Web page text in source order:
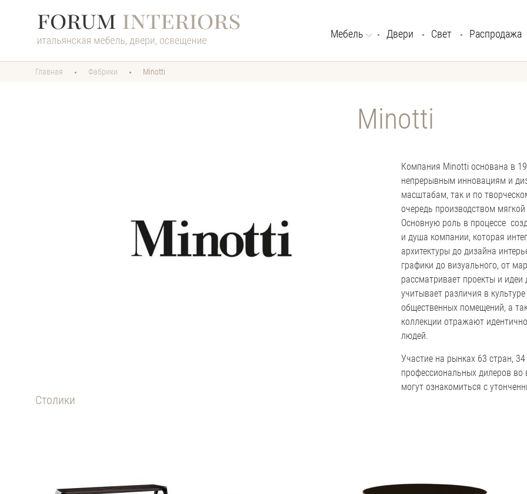
Мебель Двери Свет Распродажа
Главная Фабрики Minotti
Minotti
Компания Minotti основана в
непрерывным инновациям и
масштабам, так и по
очередь производством
Основную роль в процессе
и душа компании, которая
архитектуры до дизайна
графики до визуального, от
рассматривает проекты и идеи
учитывает различия в
общественных помещений, а
коллекции отражают
людей.
Участие на рынках 63 стран,
профессиональных дилеров
могут ознакомиться с
Cтолики